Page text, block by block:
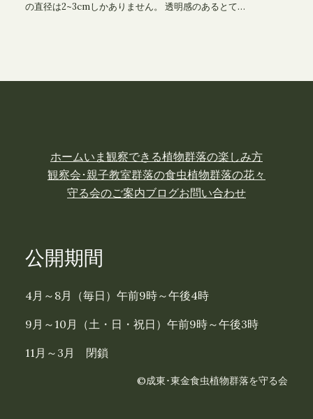
の直径は2~3cmしかありません。 透明感のあるとて…
ホームいま観察できる植物群落の楽しみ方
観察会･親子教室群落の食虫植物群落の花々
守る会のご案内ブログお問い合わせ
公開期間
4月～8月（毎日）午前9時～午後4時
9月～10月（土・日・祝日）午前9時～午後3時
11月～3月 閉鎖
©成東･東金食虫植物群落を守る会